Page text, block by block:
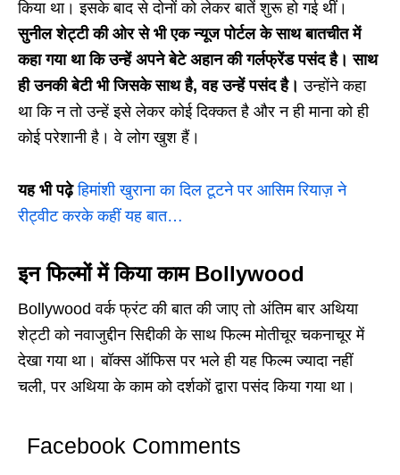
किया था। इसके बाद से दोनों को लेकर बातें शुरू हो गई थीं।
सुनील शेट्टी की ओर से भी एक न्यूज पोर्टल के साथ बातचीत में
कहा गया था कि उन्हें अपने बेटे अहान की गर्लफ्रेंड पसंद है। साथ
ही उनकी बेटी भी जिसके साथ है, वह उन्हें पसंद है।उन्होंने कहा
था कि न तो उन्हें इसे लेकर कोई दिक्कत है और न ही माना को ही
कोई परेशानी है। वे लोग खुश हैं।
यह भी पढ़ेहिमांशी खुराना का दिल टूटने पर आसिम रियाज़ ने
रीट्वीट करके कहीं यह बात…
इन फिल्मों में किया काम Bollywood
Bollywood वर्क फ्रंट की बात की जाए तो अंतिम बार अथिया
शेट्टी को नवाजुद्दीन सिद्दीकी के साथ फिल्म मोतीचूर चकनाचूर में
देखा गया था। बॉक्स ऑफिस पर भले ही यह फिल्म ज्यादा नहीं
चली, पर अथिया के काम को दर्शकों द्वारा पसंद किया गया था।
Facebook Comments